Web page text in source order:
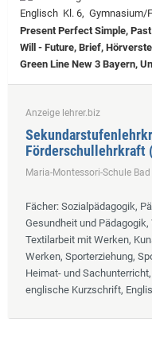
Englisch Kl. 6, Gymnasium/
Present Perfect Simple,
Will - Future, Brief,
Green Line New 3 Bayern,
Anzeige lehrer.biz
Förderschullehrkraft
Maria-Montessori-Schule
Fächer: Sozialpädagogik,
Gesundheit und
Textilarbeit mit Werken,
Werken, Sporterziehung,
Heimat- und
englische Kurzschrift,